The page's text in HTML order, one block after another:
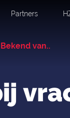
Partners
Bekend van..